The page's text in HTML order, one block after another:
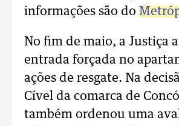
informações são do
No fim de maio, a Justiça
entrada forçada no
ações de resgate. Na
Cível da comarca de
também ordenou uma